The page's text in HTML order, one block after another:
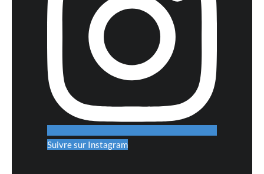
Suivre sur Instagram